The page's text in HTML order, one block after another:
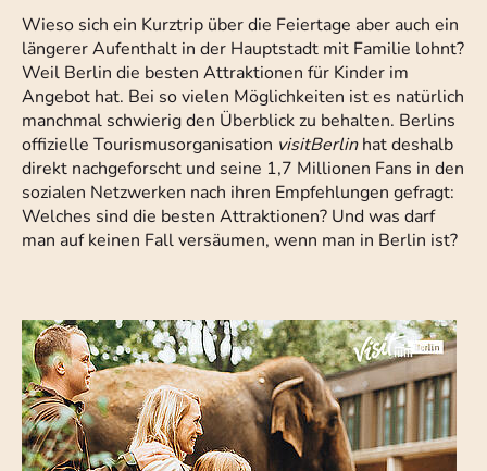
Wieso sich ein Kurztrip über die Feiertage aber auch ein
längerer Aufenthalt in der Hauptstadt mit Familie lohnt?
Weil Berlin die besten Attraktionen für Kinder im
Angebot hat. Bei so vielen Möglichkeiten ist es natürlich
manchmal schwierig den Überblick zu behalten. Berlins
offizielle Tourismusorganisation visitBerlinhat deshalb
direkt nachgeforscht und seine 1,7 Millionen Fans in den
sozialen Netzwerken nach ihren Empfehlungen gefragt:
Welches sind die besten Attraktionen? Und was darf
man auf keinen Fall versäumen, wenn man in Berlin ist?